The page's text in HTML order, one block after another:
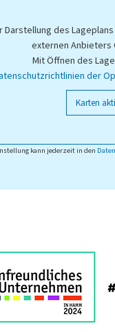
Darstellung des
externen Anbieters
Mit Öffnen des
der
Karten
kann jederzeit in den